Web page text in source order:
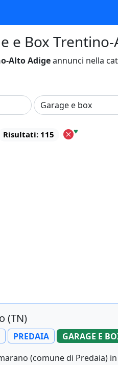
e Box
Alto Adigeannunci nella
Risultati: 115 ♥
(TN)
PREDAIA
GARAGE E
(comune di Predaia)